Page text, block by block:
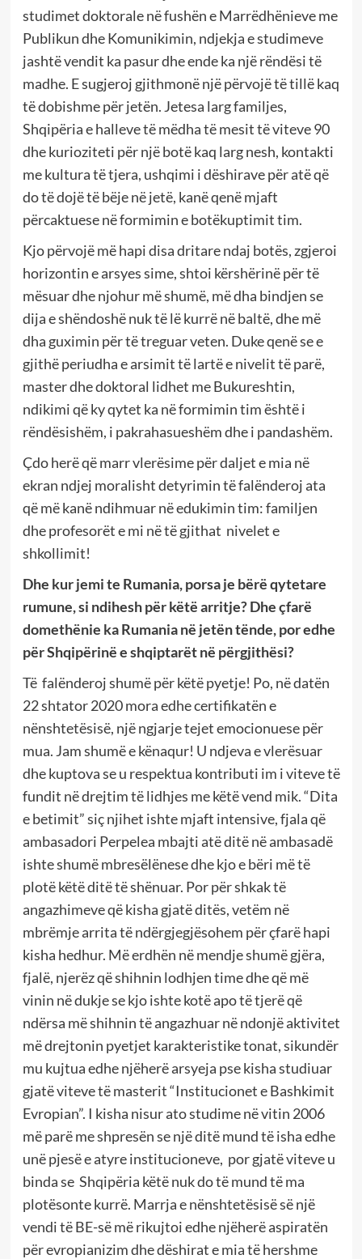
studimet doktorale në fushën e Marrëdhënieve me
Publikun dhe Komunikimin, ndjekja e studimeve
jashtë vendit ka pasur dhe ende ka një rëndësi të
madhe. E sugjeroj gjithmonë një përvojë të tillë kaq
të dobishme për jetën. Jetesa larg familjes,
Shqipëria e halleve të mëdha të mesit të viteve 90
dhe kurioziteti për një botë kaq larg nesh, kontakti
me kultura të tjera, ushqimi i dëshirave për atë që
do të dojë të bëje në jetë, kanë qenë mjaft
përcaktuese në formimin e botëkuptimit tim.
Kjo përvojë më hapi disa dritare ndaj botës, zgjeroi
horizontin e arsyes sime, shtoi kërshërinë për të
mësuar dhe njohur më shumë, më dha bindjen se
dija e shëndoshë nuk të lë kurrë në baltë, dhe më
dha guximin për të treguar veten. Duke qenë se e
gjithë periudha e arsimit të lartë e nivelit të parë,
master dhe doktoral lidhet me Bukureshtin,
ndikimi që ky qytet ka në formimin tim është i
rëndësishëm, i pakrahasueshëm dhe i pandashëm.
Çdo herë që marr vlerësime për daljet e mia në
ekran ndjej moralisht detyrimin të falënderoj ata
që më kanë ndihmuar në edukimin tim: familjen
dhe profesorët e mi në të gjithat nivelet e
shkollimit!
Dhe kur jemi te Rumania, porsa je bërë qytetare
rumune, si ndihesh për këtë arritje? Dhe çfarë
domethënie ka Rumania në jetën tënde, por edhe
për Shqipërinë e shqiptarët në përgjithësi?
Të falënderoj shumë për këtë pyetje! Po, në datën
22 shtator 2020 mora edhe certifikatën e
nënshtetësisë, një ngjarje tejet emocionuese për
mua. Jam shumë e kënaqur! U ndjeva e vlerësuar
dhe kuptova se u respektua kontributi im i viteve të
fundit në drejtim të lidhjes me këtë vend mik. “Dita
e betimit” siç njihet ishte mjaft intensive, fjala që
ambasadori Perpelea mbajti atë ditë në ambasadë
ishte shumë mbresëlënese dhe kjo e bëri më të
plotë këtë ditë të shënuar. Por për shkak të
angazhimeve që kisha gjatë ditës, vetëm në
mbrëmje arrita të ndërgjegjësohem për çfarë hapi
kisha hedhur. Më erdhën në mendje shumë gjëra,
fjalë, njerëz që shihnin lodhjen time dhe që më
vinin në dukje se kjo ishte kotë apo të tjerë që
ndërsa më shihnin të angazhuar në ndonjë aktivitet
më drejtonin pyetjet karakteristike tonat, sikundër
mu kujtua edhe njëherë arsyeja pse kisha studiuar
gjatë viteve të masterit “Institucionet e Bashkimit
Evropian”. I kisha nisur ato studime në vitin 2006
më parë me shpresën se një ditë mund të isha edhe
unë pjesë e atyre institucioneve, por gjatë viteve u
binda se Shqipëria këtë nuk do të mund të ma
plotësonte kurrë. Marrja e nënshtetësisë së një
vendi të BE-së më rikujtoi edhe njëherë aspiratën
për evropianizim dhe dëshirat e mia të hershme